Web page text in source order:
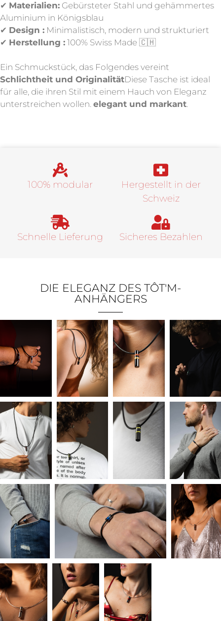
✔ Materialien: Gebürsteter Stahl und gehämmertes
Aluminium in Königsblau
✔ Design : Minimalistisch, modern und strukturiert
✔ Herstellung : 100% Swiss Made 🇨🇭
Ein Schmuckstück, das Folgendes vereint
Schlichtheit und OriginalitätDiese Tasche ist ideal
für alle, die ihren Stil mit einem Hauch von Eleganz
unterstreichen wollen. elegant und markant.
100% modular
Hergestellt in der
Schweiz
Schnelle Lieferung Sicheres Bezahlen
DIE ELEGANZ DES TÔT'M-
ANHÄNGERS